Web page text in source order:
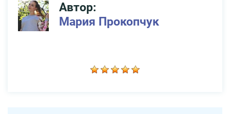
Автор:
Мария Прокопчук